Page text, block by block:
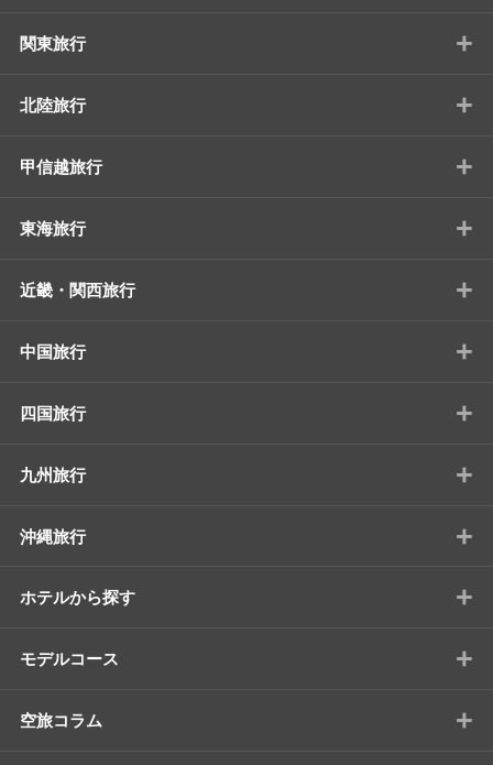
関東旅行 +
北陸旅行 +
甲信越旅行 +
東海旅行 +
近畿・関西旅行 +
中国旅行 +
四国旅行 +
九州旅行 +
沖縄旅行 +
ホテルから探す +
モデルコース +
空旅コラム +